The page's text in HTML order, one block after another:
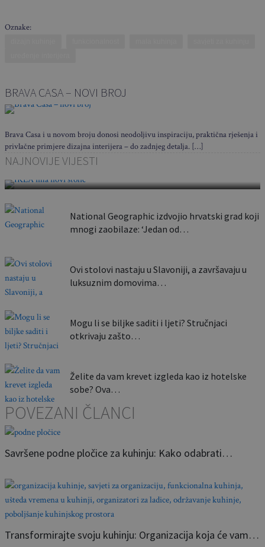
Oznake:
BRAVA CASA – NOVI BROJ
Brava Casa i u novom broju donosi neodoljivu inspiraciju, praktična rješenja i
privlačne primjere dizajna interijera – do zadnjeg detalja. […]
NAJNOVIJE VIJESTI
Sklapa se u nekoliko sekundi i nosi poput torbe:
Ovaj…
National Geographic izdvojio hrvatski grad koji
mnogi zaobilaze: ‘Jedan od…
Ovi stolovi nastaju u Slavoniji, a završavaju u
luksuznim domovima…
Mogu li se biljke saditi i ljeti? Stručnjaci
otkrivaju zašto…
Želite da vam krevet izgleda kao iz hotelske
sobe? Ova…
POVEZANI ČLANCI
Savršene podne pločice za kuhinju: Kako odabrati…
Transformirajte svoju kuhinju: Organizacija koja će vam…